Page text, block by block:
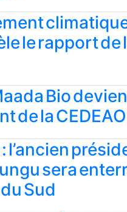
le rapport de
Bio
de la CEDEAO
l’ancien
sera
Sud